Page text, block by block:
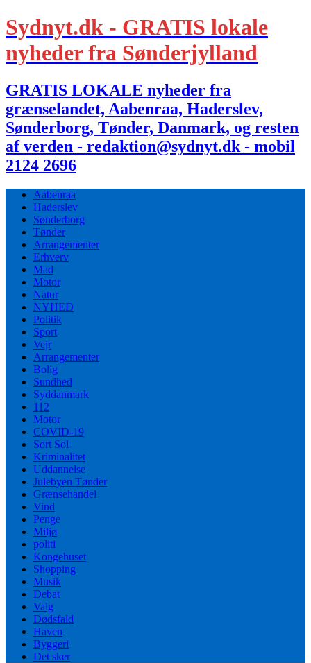
Sydnyt.dk - GRATIS lokale
nyheder fra Sønderjylland
GRATIS LOKALE nyheder fra
grænselandet, Aabenraa, Haderslev,
Sønderborg, Tønder, Danmark, og resten
af verden - redaktion@sydnyt.dk - mobil
2124 2696
Aabenraa
Haderslev
Sønderborg
Tønder
Arrangementer
Erhverv
Mad
Motor
Natur
NYHED
Politik
Sport
Vejr
Arrangementer
Bolig
Sundhed
Syddanmark
112
Motor
COVID-19
Sort Sol
Kriminalitet
Uddannelse
Julebyen Tønder
Grænsehandel
Vind
Penge
Miljø
politi
Kongehuset
Shopping
Musik
Debat
Valg
Dødsfald
Haven
Byggeri
Det sker